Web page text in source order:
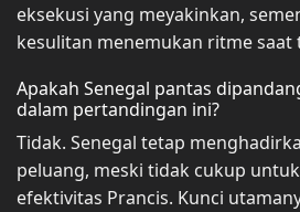
eksekusi yang meyakinkan,
kesulitan menemukan ritme saat
Apakah Senegal pantas
dalam pertandingan ini?
Tidak. Senegal tetap
peluang, meski tidak cukup
efektivitas Prancis. Kunci